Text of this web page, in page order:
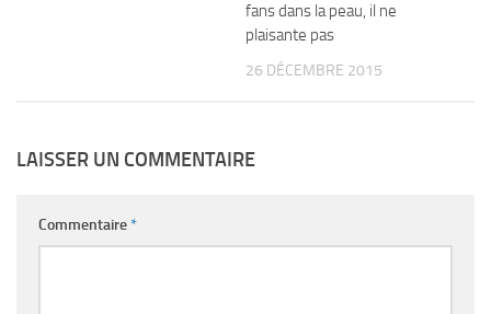
fans dans la peau, il ne
plaisante pas
26 DÉCEMBRE 2015
LAISSER UN COMMENTAIRE
Commentaire*